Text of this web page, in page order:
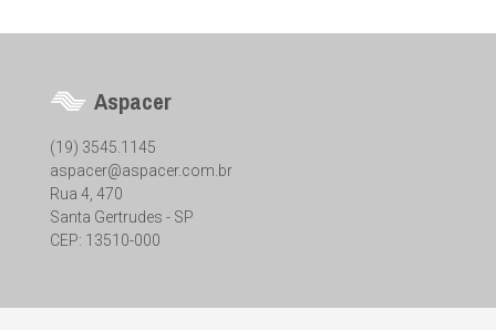
Aspacer
(19) 3545.1145
aspacer@aspacer.com.br
Rua 4, 470
Santa Gertrudes - SP
CEP: 13510-000